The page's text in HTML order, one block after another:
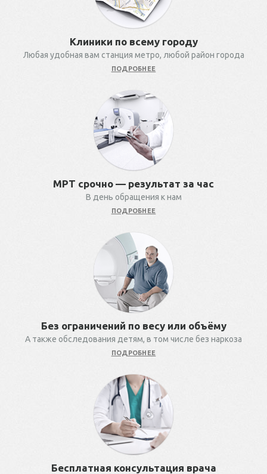
Клиники по всему городу
Любая удобная вам станция метро, любой район города
ПОДРОБНЕЕ
МРТ срочно — результат за час
В день обращения к нам
ПОДРОБНЕЕ
Без ограничений по весу или объёму
А также обследования детям, в том числе без наркоза
ПОДРОБНЕЕ
Бесплатная консультация врача